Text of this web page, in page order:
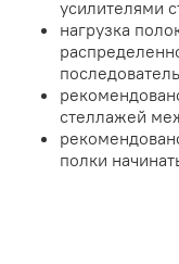
усилителями
нагрузка
стеллажей
полки